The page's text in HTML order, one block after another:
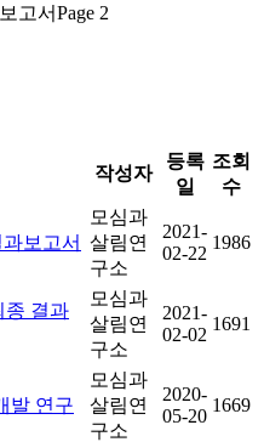
고서Page 2
작성자
등록
일
조회
수
보고서
모심과
살림연
구소
2021-
02-22
1986
종 결과
모심과
살림연
구소
2021-
02-02
1691
발 연구
모심과
살림연
구소
2020-
05-20
1669